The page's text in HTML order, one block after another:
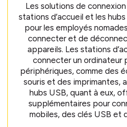
Les solutions de
stations d’accueil et les
pour les employés
connecter et de
appareils. Les stations
connecter un ordinateur
périphériques, comme des
souris et des imprimantes,
hubs USB, quant à eux,
supplémentaires pour
mobiles, des clés USB et